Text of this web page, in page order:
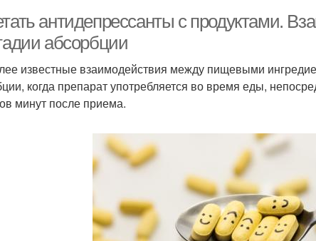
антидепрессанты с продуктами.
абсорбции
известные взаимодействия между пищевыми
когда препарат употребляется во время еды,
минут после приема.